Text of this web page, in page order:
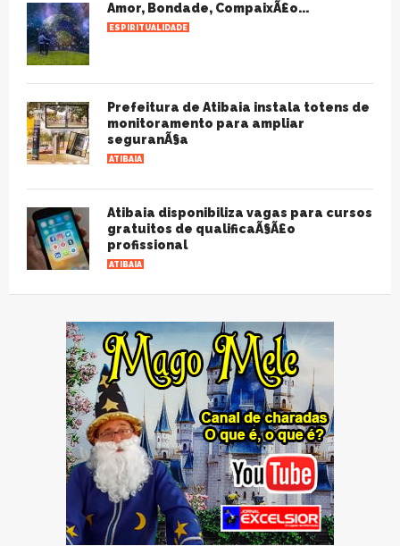
Amor, Bondade, CompaixÃ£o...
ESPIRITUALIDADE
Prefeitura de Atibaia instala totens de
monitoramento para ampliar
seguranÃ§a
ATIBAIA
Atibaia disponibiliza vagas para cursos
gratuitos de qualificaÃ§Ã£o
profissional
ATIBAIA